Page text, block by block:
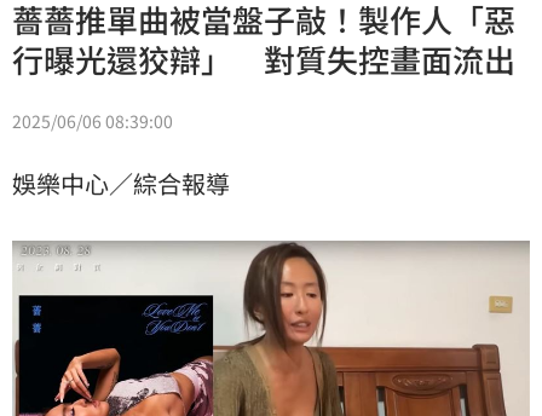
薔薔推單曲被當盤子敲！製作人「惡
行曝光還狡辯」 對質失控畫面流出
2025/06/06 08:39:00
娛樂中心／綜合報導